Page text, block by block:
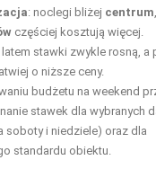
: noclegi bliżej centrum
częściej kosztują więcej.
latem stawki zwykle rosną, a
o niższe ceny.
budżetu na weekend
stawek dla wybranych
soboty i niedziele) oraz dla
standardu obiektu.